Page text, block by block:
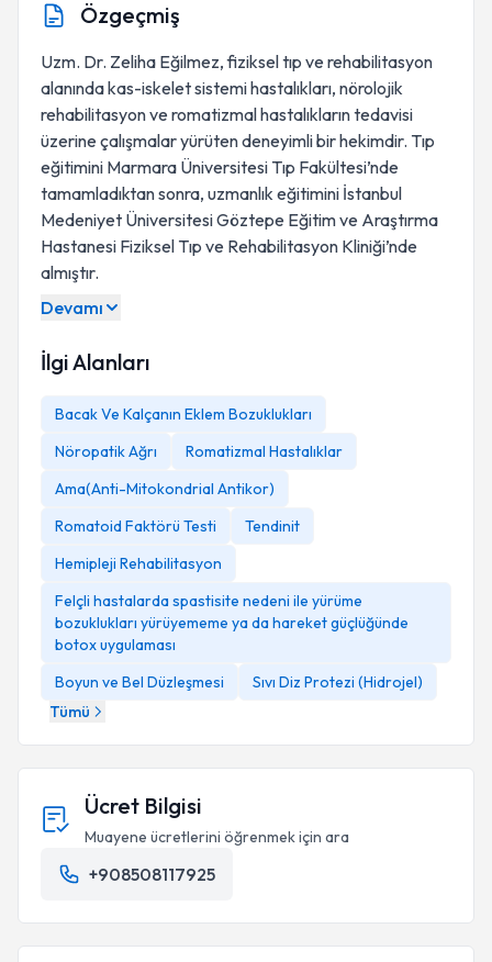
Özgeçmiş
Uzm. Dr. Zeliha Eğilmez, fiziksel tıp ve rehabilitasyon
alanında kas-iskelet sistemi hastalıkları, nörolojik
rehabilitasyon ve romatizmal hastalıkların tedavisi
üzerine çalışmalar yürüten deneyimli bir hekimdir. Tıp
eğitimini Marmara Üniversitesi Tıp Fakültesi’nde
tamamladıktan sonra, uzmanlık eğitimini İstanbul
Medeniyet Üniversitesi Göztepe Eğitim ve Araştırma
Hastanesi Fiziksel Tıp ve Rehabilitasyon Kliniği’nde
almıştır.
Devamı
İlgi Alanları
Bacak Ve Kalçanın Eklem Bozuklukları
Nöropatik Ağrı
Romatizmal Hastalıklar
Ama(Anti-Mitokondrial Antikor)
Romatoid Faktörü Testi
Tendinit
Hemipleji Rehabilitasyon
Felçli hastalarda spastisite nedeni ile yürüme
bozuklukları yürüyememe ya da hareket güçlüğünde
botox uygulaması
Boyun ve Bel Düzleşmesi
Sıvı Diz Protezi (Hidrojel)
Tümü
Ücret Bilgisi
Muayene ücretlerini öğrenmek için ara
+908508117925